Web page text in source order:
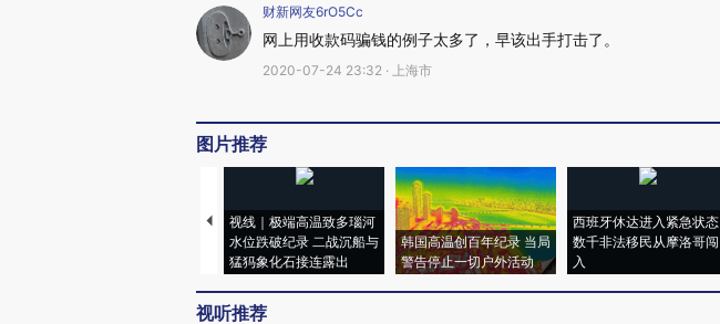
财新网友6rO5Cc
网上用收款码骗钱的例子太多了，早该出手打击了。
2020-07-24 23:32 · 上海市
图片推荐
视线｜极端高温致多瑙河
水位跌破纪录 二战沉船与
猛犸象化石接连露出
韩国高温创百年纪录 当局
警告停止一切户外活动
西班牙休达进入紧急状态
数千非法移民从摩洛哥闯
入
视听推荐